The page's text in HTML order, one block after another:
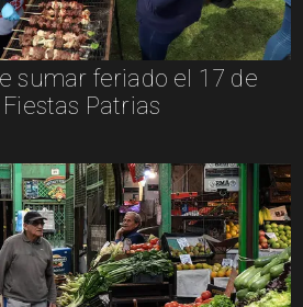
sumar feriado el 17 de
Patrias